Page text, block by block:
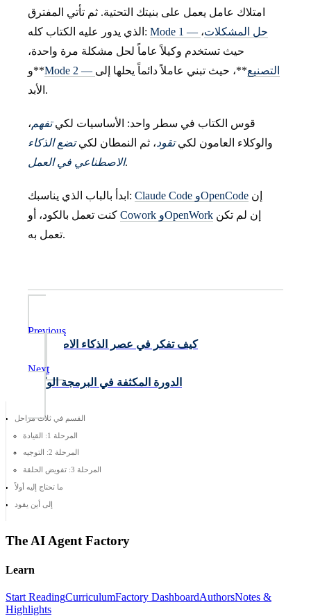
امتلاك عامل يعمل على بنيتك التحتية. ثم تأتي المفترق
الذي يدور عليه الكتاب كله:
Mode 1 — حل المشكلات،
حيث تستخدم وكيلاً عاماً لحل مشكلة مرة واحدة،
و**
Mode 2 — التصنيع**، حيث تبني عاملاً دائماً يحلها إلى
الأبد.
قوس الكتاب في سطر واحد: الأساسيات لكيتفهم،
والوكلاء العامون لكيتقود، ثم النمطان لكيتضع الذكاء
الاصطناعي في العمل.
ابدأ بالباب الذي يناسبك: Claude Code وOpenCode
Cowork وOpenWork
تعمل به.
Previous
كيف تفكر في عصر الذكاء الاصطناعي
Next
الدورة المكثفة في البرمجة الوكيلة
القسم في ثلاث مراحل
المرحلة 1: القيادة
المرحلة 2: التوجيه
المرحلة 3: تفويض الحلقة
ما تحتاج إليه أولاً
إلى أين يقود
The AI Agent Factory
Learn
Start ReadingCurriculumFactory DashboardAuthorsNotes &
Highlights